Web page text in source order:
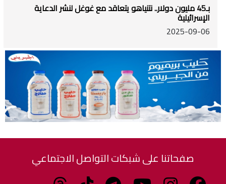
بـ45 مليون دولار.. نتنياهو يتعاقد مع غوغل لنشر الدعاية
الإسرائيلية
2025-09-06
صفحاتنا على شبكات التواصل الاجتماعي